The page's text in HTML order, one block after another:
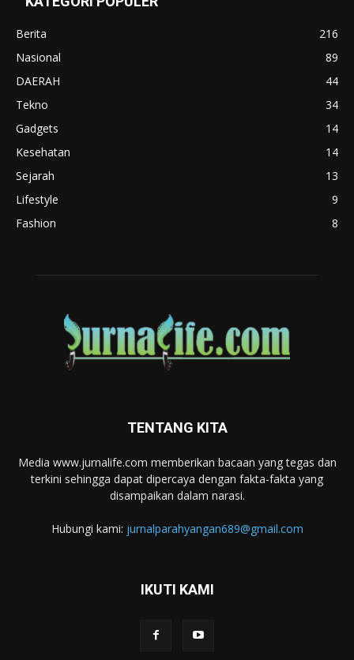
Berita
216
Nasional
89
DAERAH
44
Tekno
34
Gadgets
14
Kesehatan
14
Sejarah
13
Lifestyle
9
Fashion
8
TENTANG KITA
Media www.jurnalife.com memberikan bacaan yang tegas dan
terkini sehingga dapat dipercaya dengan fakta-fakta yang
disampaikan dalam narasi.
Hubungi kami: jurnalparahyangan689@gmail.com
IKUTI KAMI